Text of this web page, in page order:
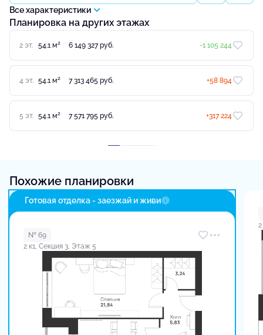
Все характеристики
Планировка на других этажах
2 эт. 54.1 м2 6 149 327 руб. -1 105 244
4 эт. 54.1 м2 7 313 465 руб. +58 894
5 эт. 54.1 м2 7 571 795 руб. +317 224
Похожие планировки
Готовая отделка - заезжай и живи
№ 69
2 к1, Секция 3, Этаж 5